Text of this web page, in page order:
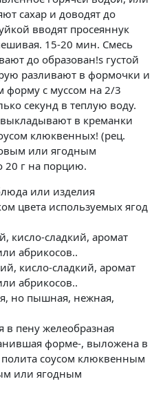
сахар и доводят до
вводят просеяннук
15-20 мин. Смесь
до образован!s густой
разливают в формочки и
форму с муссом на 2/3
секунд в теплую воду.
в креманки
клюквенных! (рец.
или ягодным
20 г на порцию.
или изделия
цвета используемых ягод
кисло-сладкий, аромат
абрикосов..
кисло-сладкий, аромат
абрикосов..
но пышная, нежная,
в пену желеобразная
форме-, выложена в
соусом клюквенным
или ягодным